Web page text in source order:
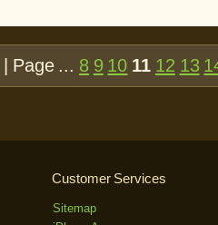
| Page ... 8 9 10 11 12 13
Customer Services
Sitemap